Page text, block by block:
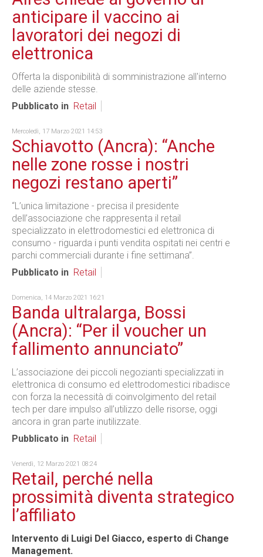
anticipare il vaccino ai
lavoratori dei negozi di
elettronica
Offerta la disponibilità di somministrazione all'interno
delle aziende stesse.
Pubblicato in Retail
Mercoledì, 17 Marzo 2021 14:53
Schiavotto (Ancra): “Anche
nelle zone rosse i nostri
negozi restano aperti”
“L’unica limitazione - precisa il presidente
dell’associazione che rappresenta il retail
specializzato in elettrodomestici ed elettronica di
consumo - riguarda i punti vendita ospitati nei centri e
parchi commerciali durante i fine settimana”.
Pubblicato in Retail
Domenica, 14 Marzo 2021 16:21
Banda ultralarga, Bossi
(Ancra): “Per il voucher un
fallimento annunciato”
L’associazione dei piccoli negozianti specializzati in
elettronica di consumo ed elettrodomestici ribadisce
con forza la necessità di coinvolgimento del retail
tech per dare impulso all’utilizzo delle risorse, oggi
ancora in gran parte inutilizzate.
Pubblicato in Retail
Venerdì, 12 Marzo 2021 08:24
Retail, perché nella
prossimità diventa strategico
l’affiliato
Intervento di Luigi Del Giacco, esperto di Change
Management.